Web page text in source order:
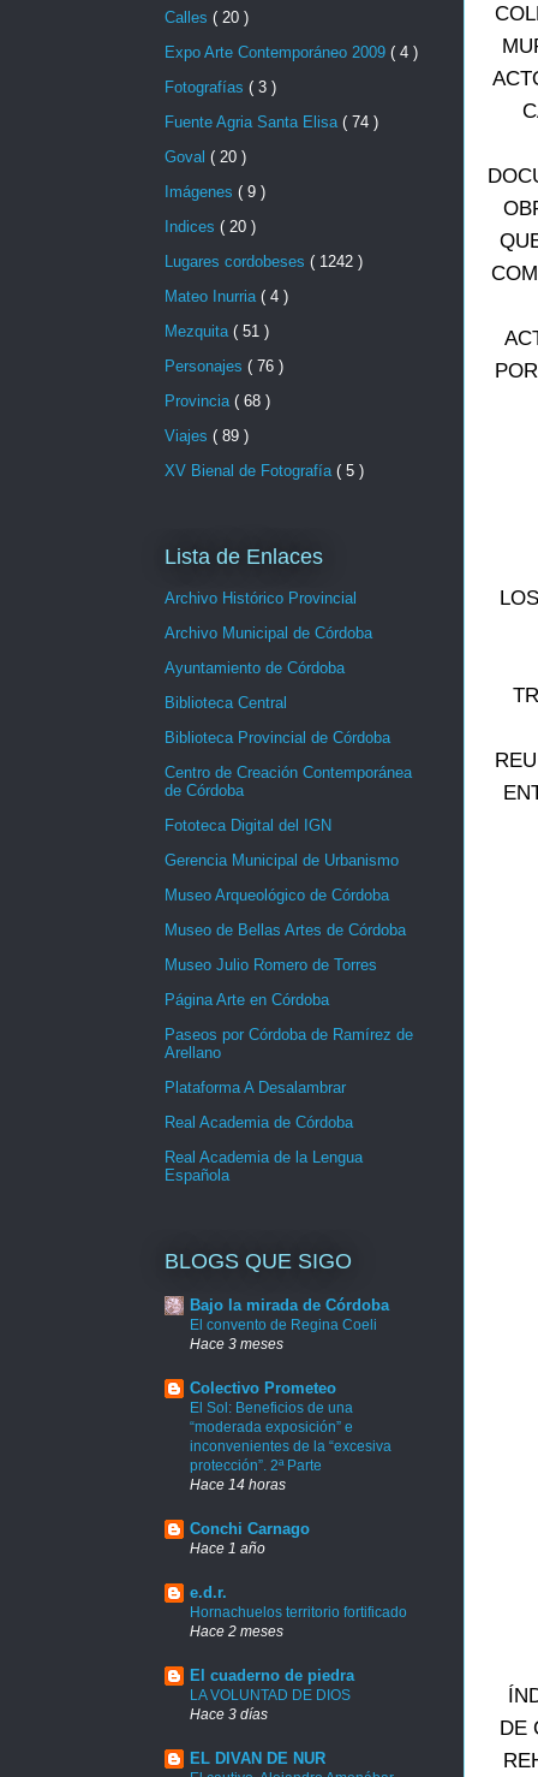
DE
Calles ( 20 )
Expo Arte Contemporáneo 2009 ( 4 )
Fotografías ( 3 )
Fuente Agria Santa Elisa ( 74 )
Goval ( 20 )
Imágenes ( 9 )
Indices ( 20 )
Lugares cordobeses ( 1242 )
Mateo Inurria ( 4 )
Mezquita ( 51 )
Personajes ( 76 )
Provincia ( 68 )
Viajes ( 89 )
XV Bienal de Fotografía ( 5 )
Lista de Enlaces
Archivo Histórico Provincial
Archivo Municipal de Córdoba
Ayuntamiento de Córdoba
Biblioteca Central
Biblioteca Provincial de Córdoba
Centro de Creación Contemporánea
de Córdoba
Fototeca Digital del IGN
Gerencia Municipal de Urbanismo
Museo Arqueológico de Córdoba
Museo de Bellas Artes de Córdoba
Museo Julio Romero de Torres
Página Arte en Córdoba
Paseos por Córdoba de Ramírez de
Arellano
Plataforma A Desalambrar
Real Academia de Córdoba
Real Academia de la Lengua
Española
BLOGS QUE SIGO
Bajo la mirada de Córdoba
El convento de Regina Coeli
Hace 3 meses
Colectivo Prometeo
El Sol: Beneficios de una
“moderada exposición” e
inconvenientes de la “excesiva
protección”. 2ª Parte
Hace 14 horas
Conchi Carnago
Hace 1 año
e.d.r.
Hornachuelos territorio fortificado
Hace 2 meses
El cuaderno de piedra
LA VOLUNTAD DE DIOS
Hace 3 días
EL DIVAN DE NUR